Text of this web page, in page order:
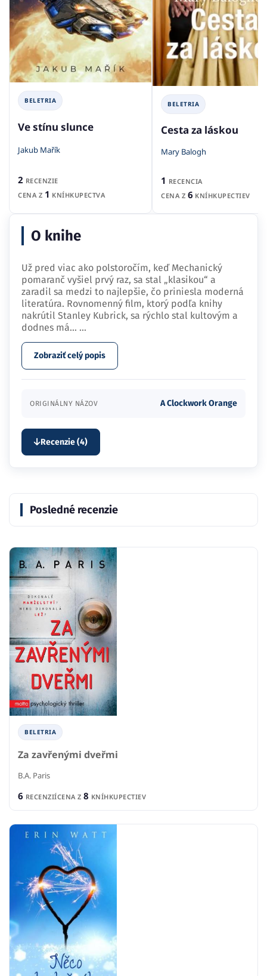
BELETRIA
Ve stínu slunce
Jakub Mařík
2 RECENZIE
CENA Z 1 KNÍHKUPECTVA
BELETRIA
Cesta za láskou
Mary Balogh
1 RECENCIA
CENA Z 6 KNÍHKUPECTIEV
O knihe
Už pred viac ako polstoročím, keď Mechanický
pomaranč vyšiel prvý raz, sa stal „klasikou“ a
zaradil sa medzi to najlepšie, čo priniesla moderná
literatúra. Rovnomenný film, ktorý podľa knihy
nakrútil Stanley Kubrick, sa rýchlo stal kultovým a
dodnes má… ...
Zobraziť celý popis
ORIGINÁLNY NÁZOV A Clockwork Orange
Recenzie (4)
Posledné recenzie
BELETRIA
Za zavřenými dveřmi
B.A. Paris
6 RECENZIÍCENA Z 8 KNÍHKUPECTIEV